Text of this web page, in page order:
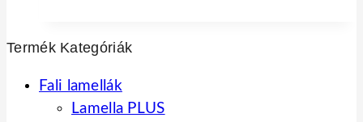
Termék Kategóriák
Fali lamellák
Lamella PLUS